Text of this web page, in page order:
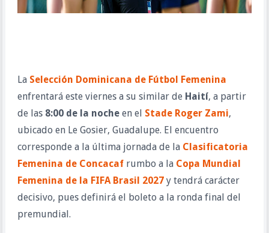
La Selección Dominicana de Fútbol Femenina
enfrentará este viernes a su similar de Haití, a partir
de las 8:00 de la noche en el Stade Roger Zami,
ubicado en Le Gosier, Guadalupe. El encuentro
corresponde a la última jornada de la Clasificatoria
Femenina de Concacaf rumbo a la Copa Mundial
Femenina de la FIFA Brasil 2027 y tendrá carácter
decisivo, pues definirá el boleto a la ronda final del
premundial.